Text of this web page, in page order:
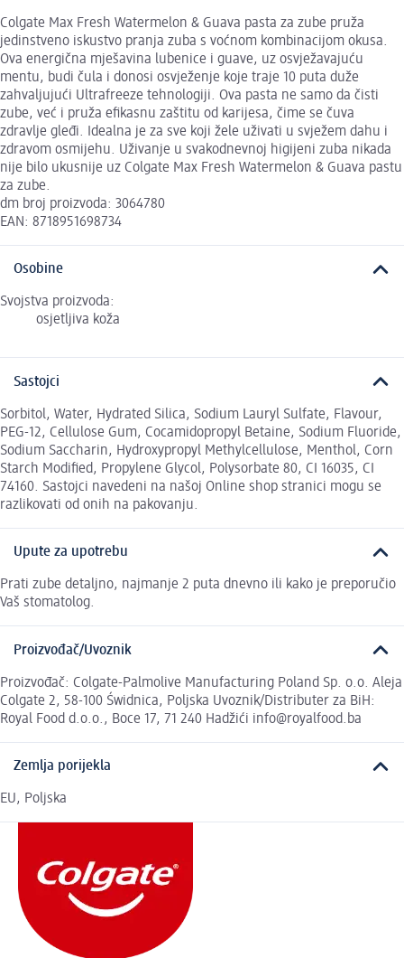
Colgate Max Fresh Watermelon & Guava pasta za zube pruža
jedinstveno iskustvo pranja zuba s voćnom kombinacijom okusa.
Ova energična mješavina lubenice i guave, uz osvježavajuću
mentu, budi čula i donosi osvježenje koje traje 10 puta duže
zahvaljujući Ultrafreeze tehnologiji. Ova pasta ne samo da čisti
zube, već i pruža efikasnu zaštitu od karijesa, čime se čuva
zdravlje gleđi. Idealna je za sve koji žele uživati u svježem dahu i
zdravom osmijehu. Uživanje u svakodnevnoj higijeni zuba nikada
nije bilo ukusnije uz Colgate Max Fresh Watermelon & Guava pastu
za zube.
dm broj proizvoda: 3064780
EAN: 8718951698734
Osobine
Svojstva proizvoda:
osjetljiva koža
Sastojci
Sorbitol, Water, Hydrated Silica, Sodium Lauryl Sulfate, Flavour,
PEG-12, Cellulose Gum, Cocamidopropyl Betaine, Sodium Fluoride,
Sodium Saccharin, Hydroxypropyl Methylcellulose, Menthol, Corn
Starch Modified, Propylene Glycol, Polysorbate 80, CI 16035, CI
74160. Sastojci navedeni na našoj Online shop stranici mogu se
razlikovati od onih na pakovanju.
Upute za upotrebu
Prati zube detaljno, najmanje 2 puta dnevno ili kako je preporučio
Vaš stomatolog.
Proizvođač/Uvoznik
Proizvođač: Colgate-Palmolive Manufacturing Poland Sp. o.o. Aleja
Colgate 2, 58-100 Świdnica, Poljska Uvoznik/Distributer za BiH:
Royal Food d.o.o., Boce 17, 71 240 Hadžići info@royalfood.ba
Zemlja porijekla
EU, Poljska